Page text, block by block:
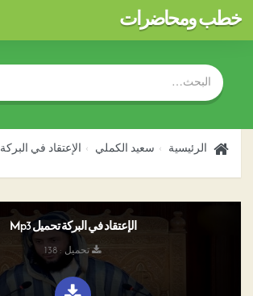
خطب ومحاضرات
الرئيسية سعيد الكملي الإعتقاد في البركة
الإعتقاد في البركة تحميل Mp3
تحميل : 138